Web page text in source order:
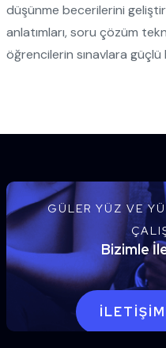
düşünme becerilerini
anlatımları, soru çözüm
öğrencilerin sınavlara güçlü
GÜLER YÜZ VE
Bizimle